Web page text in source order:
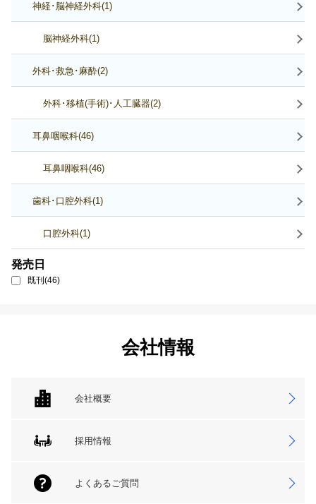
神経･脳神経外科(1)
脳神経外科(1)
外科･救急･麻酔(2)
外科･移植(手術)･人工臓器(2)
耳鼻咽喉科(46)
耳鼻咽喉科(46)
歯科･口腔外科(1)
口腔外科(1)
発売日
既刊(46)
会社情報
会社概要
採用情報
よくあるご質問